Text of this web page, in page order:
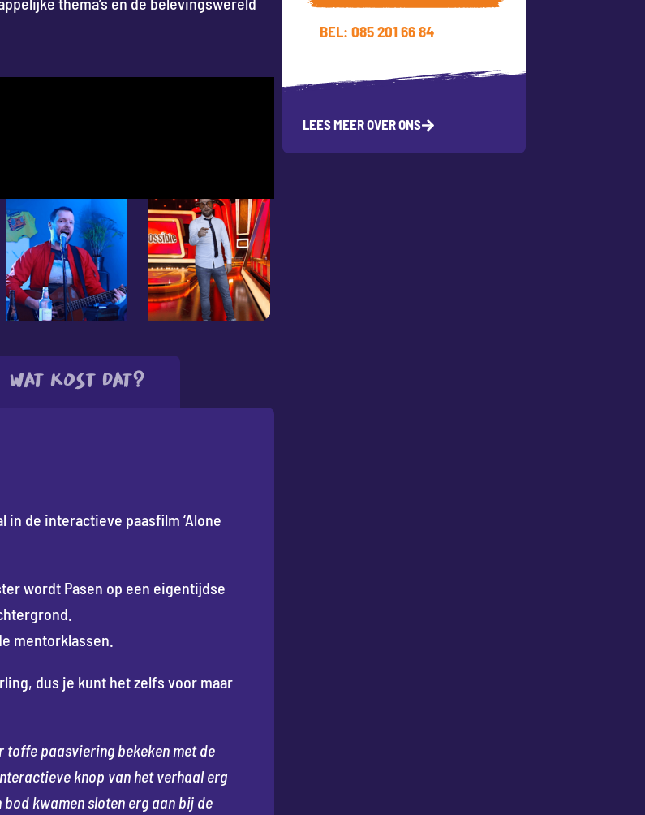
Wat kost dat?
de interactieve paasfilm ‘Alone
wordt Pasen op een eigentijdse
mentorklassen.
dus je kunt het zelfs voor maar
toffe paasviering bekeken met de
knop van het verhaal erg
kwamen sloten erg aan bij de
BEL: 085 201 66 84
LEES MEER OVER ONS